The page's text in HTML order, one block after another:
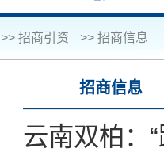
>> 招商引资 >> 招商信息
招商信息
云南双柏：